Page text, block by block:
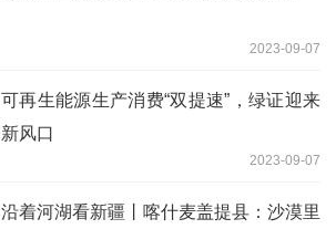
2023-09-07
可再生能源生产消费“双提速”，绿证迎来
新风口
2023-09-07
沿着河湖看新疆丨喀什麦盖提县：沙漠里